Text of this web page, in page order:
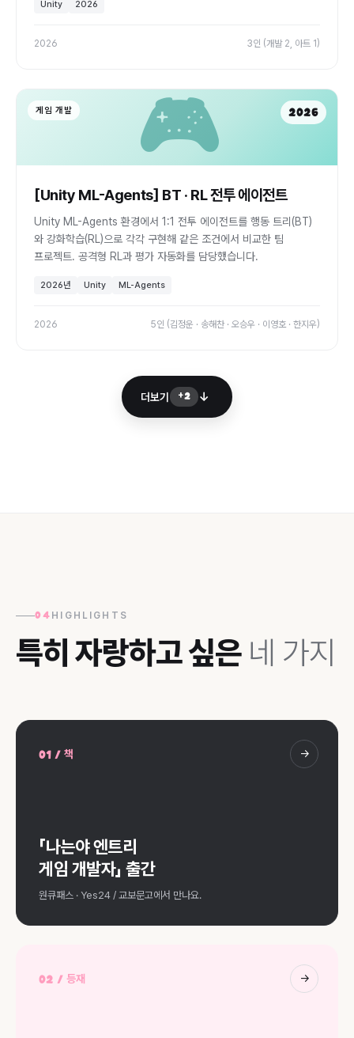
Unity 2026
2026 3인 (개발 2, 아트 1)
게임 개발 2026
🎮
[Unity ML-Agents] BT · RL 전투 에이전트
Unity ML-Agents 환경에서 1:1 전투 에이전트를 행동 트리(BT)
와 강화학습(RL)으로 각각 구현해 같은 조건에서 비교한 팀
프로젝트. 공격형 RL과 평가 자동화를 담당했습니다.
2026년 Unity ML-Agents
2026 5인 (김정운 · 송해찬 · 오승우 · 이영호 · 한지우)
더보기 +2 ↓
04 HIGHLIGHTS
특히 자랑하고 싶은 네 가지
01 / 책
「나는야 엔트리
게임 개발자」 출간
원큐패스 · Yes24 / 교보문고에서 만나요.
→
02 / 등재 →